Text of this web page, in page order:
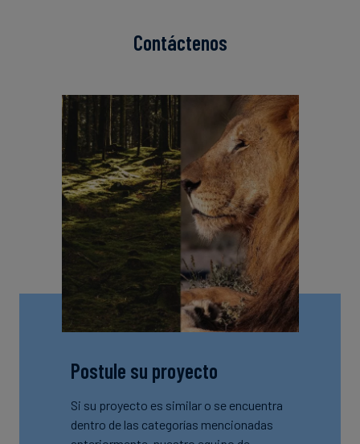
Contáctenos
Postule su proyecto
Si su proyecto es similar o se encuentra
dentro de las categorías mencionadas